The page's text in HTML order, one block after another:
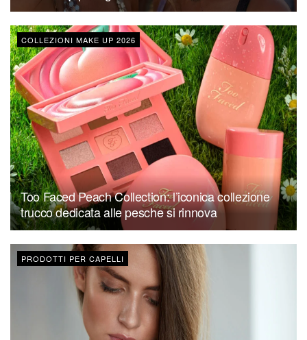
COLLEZIONI MAKE UP 2026
Too Faced Peach Collection: l’iconica collezione
trucco dedicata alle pesche si rinnova
PRODOTTI PER CAPELLI